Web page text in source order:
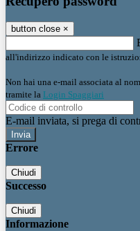
button close ×
all'indirizzo indicato con le
Non hai una e-mail associata al
tramite la Login Spaggiari
E-mail inviata, si prega di
Errore
Chiudi
Successo
Chiudi
Informazione